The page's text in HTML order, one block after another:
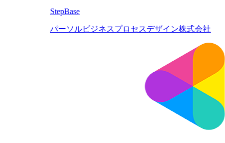
StepBase
パーソルビジネスプロセスデザイン株式会社